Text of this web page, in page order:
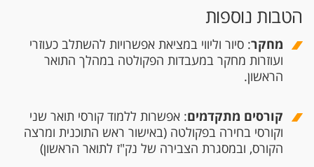
הטבות נוספות
מחקר: סיור וליווי במציאת אפשרויות להשתלב כעוזרי
ועוזרות מחקר במעבדות הפקולטה במהלך התואר
הראשון.
קורסים מתקדמים: אפשרות ללמוד קורסי תואר שני
וקורסי בחירה בפקולטה (באישור ראש התוכנית ומרצה
הקורס, ובמסגרת הצבירה של נק"ז לתואר הראשון)